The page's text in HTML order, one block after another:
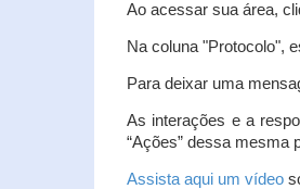
Ao acessar sua área,
Na coluna "Protocolo",
Para deixar uma
As interações e a
“Ações” dessa mesma
Assista aqui um vídeo